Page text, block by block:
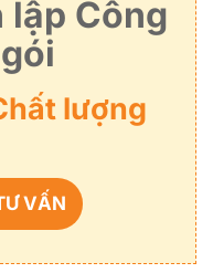
lập Công
lượng
VẤN